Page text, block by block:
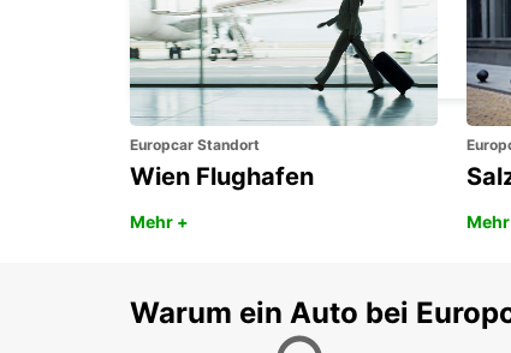
LARNACA
LARNACA - CYPRUS
Europcar Standort
Wien Flughafen
Mehr +
Warum ein Auto bei